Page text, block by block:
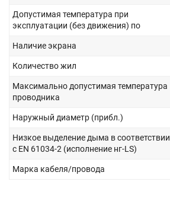
Допустимая температура при
эксплуатации (без движения) по
Наличие экрана
Количество жил
Максимально допустимая температура
проводника
Наружный диаметр (прибл.)
Низкое выделение дыма в соответствии
с EN 61034-2 (исполнение нг-LS)
Марка кабеля/провода